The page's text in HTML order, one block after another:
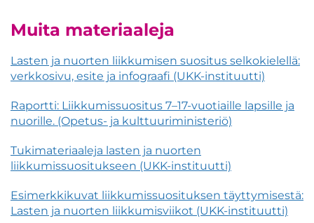
Muita materiaaleja
Lasten ja nuorten liikkumisen suositus selkokielellä:
verkkosivu, esite ja infograafi (UKK-instituutti)
Raportti: Liikkumissuositus 7–17-vuotiaille lapsille ja
nuorille. (Opetus- ja kulttuuriministeriö)
Tukimateriaaleja lasten ja nuorten
liikkumissuositukseen (UKK-instituutti)
Esimerkkikuvat liikkumissuosituksen täyttymisestä:
Lasten ja nuorten liikkumisviikot (UKK-instituutti)